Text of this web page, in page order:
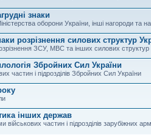
знаки
оборони України, інші нагороди та
розрізнення силових структур
ЗСУ, МВС та інших силових структур
Збройних Сил України
частин і підрозділів Збройних Сил України
інших держав
частин і підрозділів зарубіжних